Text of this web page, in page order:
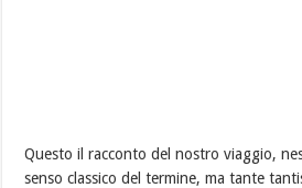
Questo il racconto del nostro viaggio,
senso classico del termine, ma tante